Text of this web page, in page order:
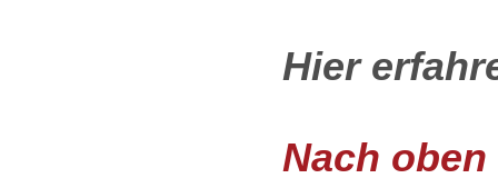
Hier
Nach oben